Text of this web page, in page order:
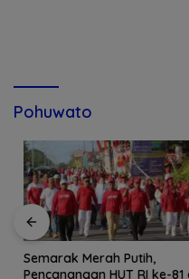
Pohuwato
Semarak Merah Putih,
Pencanangan HUT RI ke-81 di